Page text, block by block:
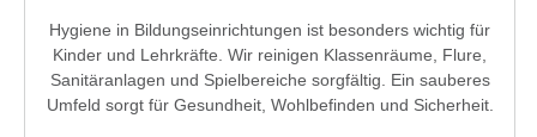
Hygiene in Bildungseinrichtungen ist besonders wichtig für
Kinder und Lehrkräfte. Wir reinigen Klassenräume, Flure,
Sanitäranlagen und Spielbereiche sorgfältig. Ein sauberes
Umfeld sorgt für Gesundheit, Wohlbefinden und Sicherheit.